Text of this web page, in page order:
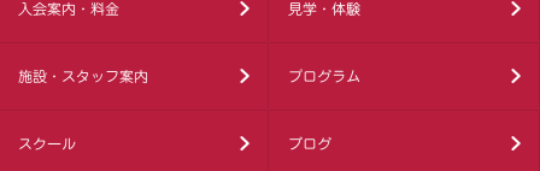
入会案内・料金 見学・体験
施設・スタッフ案内 プログラム
スクール ブログ